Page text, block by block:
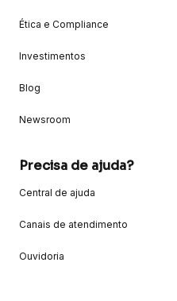
Ética e Compliance
Investimentos
Blog
Newsroom
Precisa de ajuda?
Central de ajuda
Canais de atendimento
Ouvidoria